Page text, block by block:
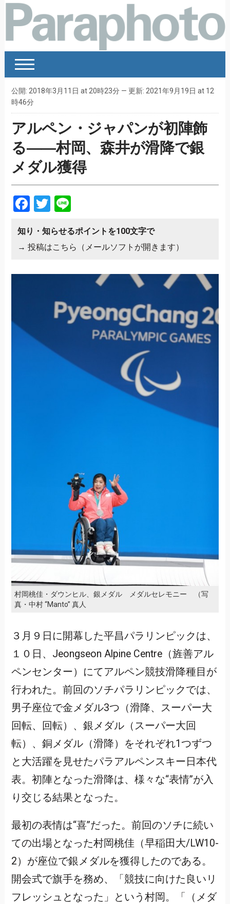
公開: 2018年3月11日 at 20時23分 — 更新: 2021年9月19日 at 12
時46分
アルペン・ジャパンが初陣飾
る――村岡、森井が滑降で銀
メダル獲得
Facebook
Twitter
Line
知り・知らせるポイントを100文字で
→ 投稿はこちら（メールソフトが開きます）
村岡桃佳・ダウンヒル、銀メダル メダルセレモニー （写
真・中村 “Manto” 真人
３月９日に開幕した平昌パラリンピックは、
１０日、Jeongseon Alpine Centre（旌善アル
ペンセンター）にてアルペン競技滑降種目が
行われた。前回のソチパラリンピックでは、
男子座位で金メダル3つ（滑降、スーパー大
回転、回転）、銀メダル（スーパー大回
転）、銅メダル（滑降）をそれぞれ1つずつ
と大活躍を見せたパラアルペンスキー日本代
表。初陣となった滑降は、様々な“表情”が入
り交じる結果となった。
最初の表情は“喜”だった。前回のソチに続い
ての出場となった村岡桃佳（早稲田大/LW10-
2）が座位で銀メダルを獲得したのである。
開会式で旗手を務め、「競技に向けた良いリ
フレッシュとなった」という村岡。「（メダ